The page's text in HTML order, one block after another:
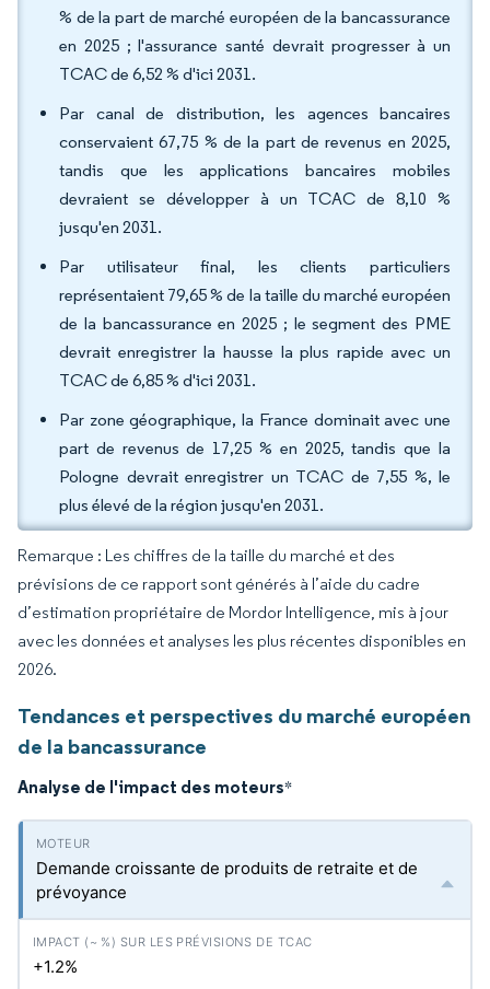
% de la part de marché européen de la bancassurance
en 2025 ; l'assurance santé devrait progresser à un
TCAC de 6,52 % d'ici 2031.
Par canal de distribution, les agences bancaires
conservaient 67,75 % de la part de revenus en 2025,
tandis que les applications bancaires mobiles
devraient se développer à un TCAC de 8,10 %
jusqu'en 2031.
Par utilisateur final, les clients particuliers
représentaient 79,65 % de la taille du marché européen
de la bancassurance en 2025 ; le segment des PME
devrait enregistrer la hausse la plus rapide avec un
TCAC de 6,85 % d'ici 2031.
Par zone géographique, la France dominait avec une
part de revenus de 17,25 % en 2025, tandis que la
Pologne devrait enregistrer un TCAC de 7,55 %, le
plus élevé de la région jusqu'en 2031.
Remarque : Les chiffres de la taille du marché et des
prévisions de ce rapport sont générés à l’aide du cadre
d’estimation propriétaire de Mordor Intelligence, mis à jour
avec les données et analyses les plus récentes disponibles en
2026.
Tendances et perspectives du marché européen
de la bancassurance
Analyse de l'impact des moteurs*
Demande croissante de produits de retraite et de
prévoyance
+1.2%